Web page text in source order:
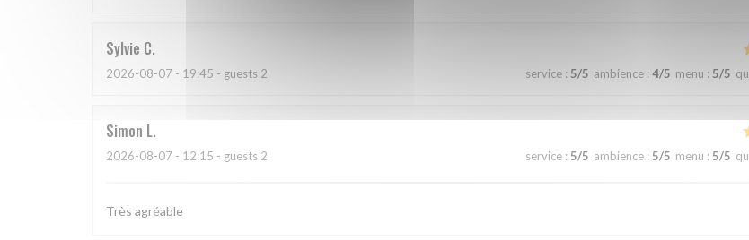
Sylvie C
2026-08-07 - 19:45 - guests 2 service : 5/5 ambience : 4/5 menu : 5/5
Simon L
2026-08-07 - 12:15 - guests 2 service : 5/5 ambience : 5/5 menu : 5/5
Très agréable